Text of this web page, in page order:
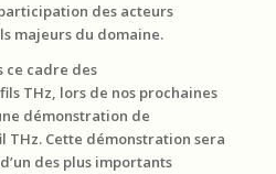
des acteurs
majeurs du domaine.
ce cadre des
THz, lors de nos prochaines
démonstration de
THz. Cette démonstration sera
des plus importants